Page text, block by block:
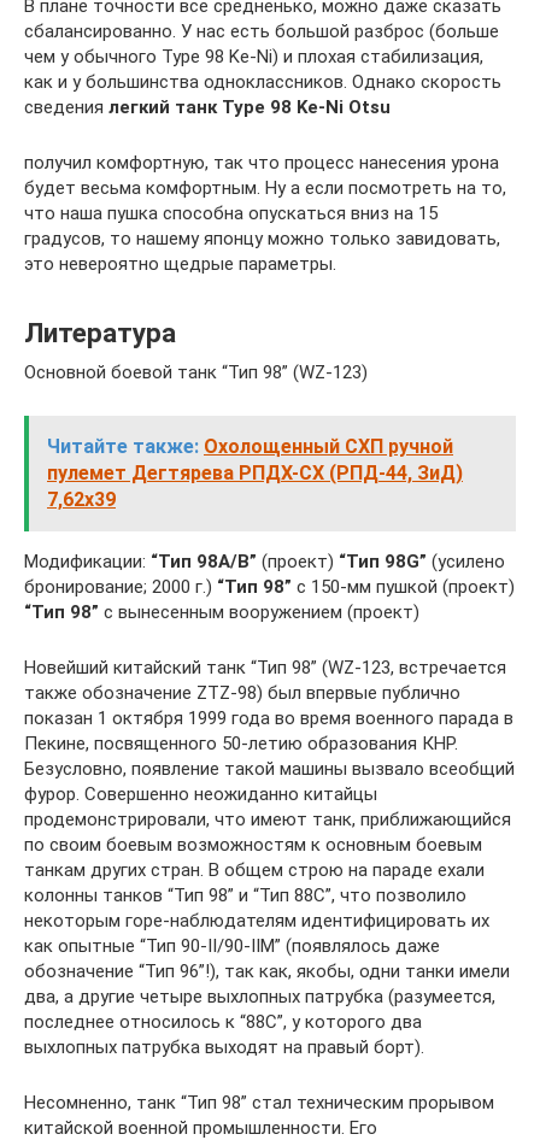
В плане точности все средненько, можно даже сказать
сбалансированно. У нас есть большой разброс (больше
чем у обычного Type 98 Ke-Ni) и плохая стабилизация,
как и у большинства одноклассников. Однако скорость
сведения легкий танк Type 98 Ke-Ni Otsu
получил комфортную, так что процесс нанесения урона
будет весьма комфортным. Ну а если посмотреть на то,
что наша пушка способна опускаться вниз на 15
градусов, то нашему японцу можно только завидовать,
это невероятно щедрые параметры.
Литература
Основной боевой танк “Тип 98” (WZ-123)
Читайте также: Охолощенный СХП ручной
пулемет Дегтярева РПДХ-СХ (РПД-44, ЗиД)
7,62x39
Модификации: “Тип 98A/B” (проект) “Тип 98G” (усилено
бронирование; 2000 г.) “Тип 98” с 150-мм пушкой (проект)
“Тип 98” с вынесенным вооружением (проект)
Новейший китайский танк “Тип 98” (WZ-123, встречается
также обозначение ZTZ-98) был впервые публично
показан 1 октября 1999 года во время военного парада в
Пекине, посвященного 50-летию образования КНР.
Безусловно, появление такой машины вызвало всеобщий
фурор. Совершенно неожиданно китайцы
продемонстрировали, что имеют танк, приближающийся
по своим боевым возможностям к основным боевым
танкам других стран. В общем строю на параде ехали
колонны танков “Тип 98” и “Тип 88С”, что позволило
некоторым горе-наблюдателям идентифицировать их
как опытные “Тип 90-II/90-IIM” (появлялось даже
обозначение “Тип 96”!), так как, якобы, одни танки имели
два, а другие четыре выхлопных патрубка (разумеется,
последнее относилось к “88С”, у которого два
выхлопных патрубка выходят на правый борт).
Несомненно, танк “Тип 98” стал техническим прорывом
китайской военной промышленности. Его